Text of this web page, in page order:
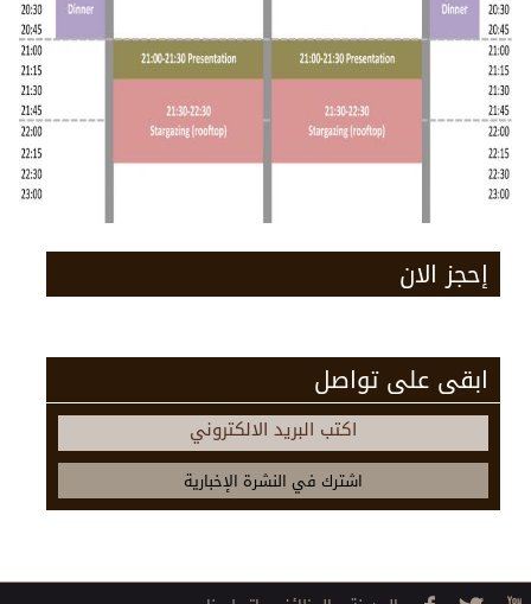
إحجز الان
ابقى على تواصل
اكتب البريد الالكتروني